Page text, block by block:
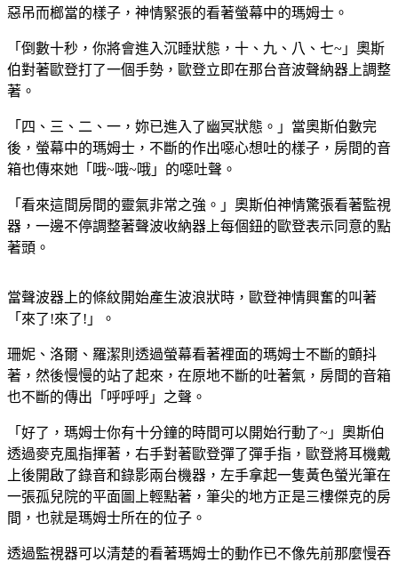
惡吊而榔當的樣子，神情緊張的看著螢幕中的瑪姆士。
「倒數十秒，你將會進入沉睡狀態，十、九、八、七~」奧斯
伯對著歐登打了一個手勢，歐登立即在那台音波聲納器上調整
著。
「四、三、二、一，妳已進入了幽冥狀態。」當奧斯伯數完
後，螢幕中的瑪姆士，不斷的作出噁心想吐的樣子，房間的音
箱也傳來她「哦~哦~哦」的噁吐聲。
「看來這間房間的靈氣非常之強。」奧斯伯神情驚張看著監視
器，一邊不停調整著聲波收納器上每個鈕的歐登表示同意的點
著頭。
當聲波器上的條紋開始產生波浪狀時，歐登神情興奮的叫著
「來了!來了!」。
珊妮、洛爾、羅潔則透過螢幕看著裡面的瑪姆士不斷的顫抖
著，然後慢慢的站了起來，在原地不斷的吐著氣，房間的音箱
也不斷的傳出「呼呼呼」之聲。
「好了，瑪姆士你有十分鐘的時間可以開始行動了~」奧斯伯
透過麥克風指揮著，右手對著歐登彈了彈手指，歐登將耳機戴
上後開啟了錄音和錄影兩台機器，左手拿起一隻黃色螢光筆在
一張孤兒院的平面圖上輕點著，筆尖的地方正是三樓傑克的房
間，也就是瑪姆士所在的位子。
透過監視器可以清楚的看著瑪姆士的動作已不像先前那麼慢吞